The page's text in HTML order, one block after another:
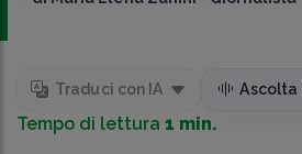
Traduci con IA Ascolta
Tempo di lettura 1 min.